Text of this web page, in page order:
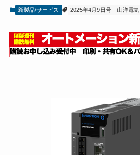
新製品/サービス 2025年4月9日号 山洋電気